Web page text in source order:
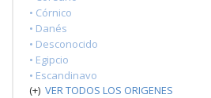
• Córnico
• Danés
• Desconocido
• Egipcio
• Escandinavo
(+) VER TODOS LOS ORIGENES